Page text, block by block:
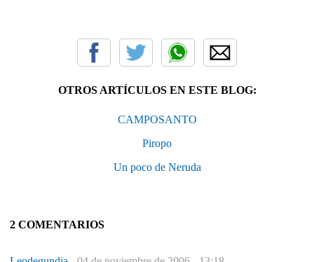
OTROS ARTÍCULOS EN ESTE BLOG:
CAMPOSANTO
Piropo
Un poco de Neruda
2 COMENTARIOS